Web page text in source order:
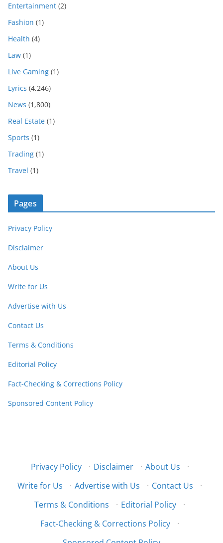
Entertainment (2)
Fashion (1)
Health (4)
Law (1)
Live Gaming (1)
Lyrics (4,246)
News (1,800)
Real Estate (1)
Sports (1)
Trading (1)
Travel (1)
Pages
Privacy Policy
Disclaimer
About Us
Write for Us
Advertise with Us
Contact Us
Terms & Conditions
Editorial Policy
Fact-Checking & Corrections Policy
Sponsored Content Policy
Privacy Policy · Disclaimer · About Us
·
Write for Us
· Advertise with Us · Contact Us
·
Terms & Conditions
· Editorial Policy
·
Fact-Checking & Corrections Policy
·